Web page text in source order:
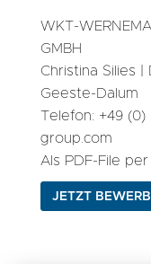
WKT-
GMBH
Christina Silies
Geeste-Dalum
Telefon: +49
group.com
Als PDF-File per
JETZT